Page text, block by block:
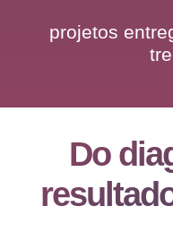
projetos
Do